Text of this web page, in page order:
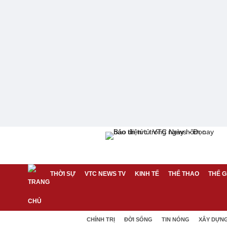
THỜI SỰ VTC NEWS TV KINH TẾ THỂ THAO THẾ
CHÍNH TRỊ ĐỜI SỐNG TIN NÓNG XÂY